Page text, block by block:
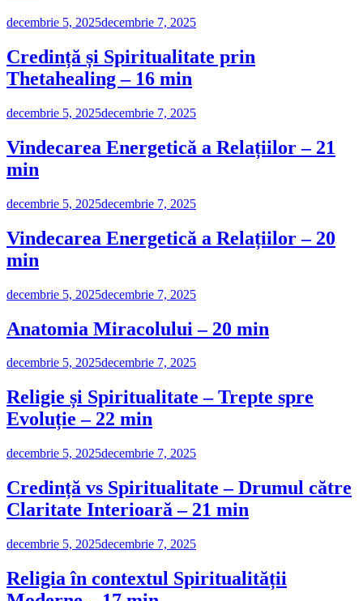
decembrie 5, 2025decembrie 7, 2025
Credință și Spiritualitate prin
Thetahealing – 16 min
decembrie 5, 2025decembrie 7, 2025
Vindecarea Energetică a Relațiilor – 21
min
decembrie 5, 2025decembrie 7, 2025
Vindecarea Energetică a Relațiilor – 20
min
decembrie 5, 2025decembrie 7, 2025
Anatomia Miracolului – 20 min
decembrie 5, 2025decembrie 7, 2025
Religie și Spiritualitate – Trepte spre
Evoluție – 22 min
decembrie 5, 2025decembrie 7, 2025
Credință vs Spiritualitate – Drumul către
Claritate Interioară – 21 min
decembrie 5, 2025decembrie 7, 2025
Religia în contextul Spiritualității